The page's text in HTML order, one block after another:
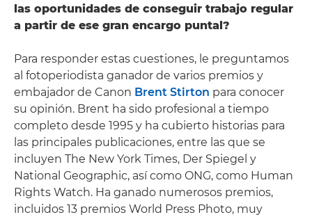
las oportunidades de conseguir trabajo regular
a partir de ese gran encargo puntal?
Para responder estas cuestiones, le preguntamos
al fotoperiodista ganador de varios premios y
embajador de Canon Brent Stirton para conocer
su opinión. Brent ha sido profesional a tiempo
completo desde 1995 y ha cubierto historias para
las principales publicaciones, entre las que se
incluyen The New York Times, Der Spiegel y
National Geographic, así como ONG, como Human
Rights Watch. Ha ganado numerosos premios,
incluidos 13 premios World Press Photo, muy